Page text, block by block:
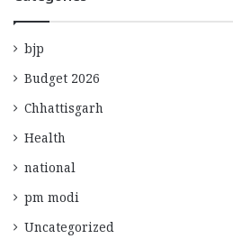
bjp
Budget 2026
Chhattisgarh
Health
national
pm modi
Uncategorized